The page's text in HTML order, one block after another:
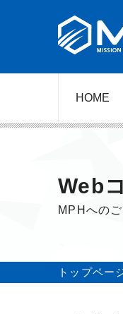
HOME
Web
MPHへの
トップペー